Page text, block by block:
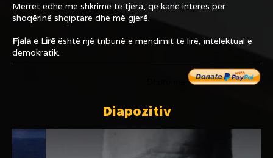
Merret edhe me shkrime të tjera, që kanë interes për
shoqërinë shqiptare dhe më gjerë.
Fjala e Lirë është një tribunë e mendimit të lirë, intelektual e
demokratik.
Diapozitiv